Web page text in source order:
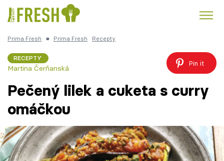
Česká kuchyně
Témata
Prima Fresh ■ Prima Fresh Recepty
RECEPTY
Martina Čerňanská
Pin it
Pečený lilek a cuketa s curry
omáčkou